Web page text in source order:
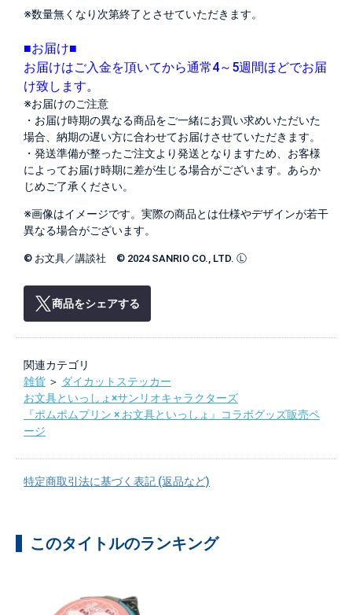
※数量無くなり次第終了とさせていただきます。
■お届け■
お届けはご入金を頂いてから通常4～5週間ほどでお届
け致します。
※お届けのご注意
・お届け時期の異なる商品をご一緒にお買い求めいただいた
場合、納期の遅い方に合わせてお届けさせていただきます。
・発送準備が整ったご注文より発送となりますため、お客様
によってお届け時期に差が生じる場合がございます。あらか
じめご了承ください。
※画像はイメージです。実際の商品とは仕様やデザインが若干
異なる場合がございます。
© お文具／講談社 © 2024 SANRIO CO., LTD. Ⓛ
商品をシェアする
関連カテゴリ
雑貨 ＞ ダイカットステッカー
お文具といっしょ×サンリオキャラクターズ
『ポムポムプリン × お文具といっしょ』コラボグッズ販売ペ
ージ
特定商取引法に基づく表記 (返品など)
このタイトルのランキング